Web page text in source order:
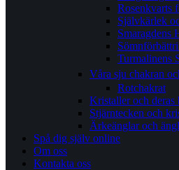
Rosenkvarts
Självkärlek
Smaragdens
Turmalinens
Våra sju chakran
Rotchakrat
Kristaller och deras
Stjärntecken och
Ärkeänglar och
Spå dig själv online
Om oss
Kontakta oss